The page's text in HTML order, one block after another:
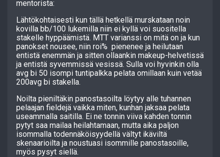
mentorista:
Lähtökohtaisesti kun tällä hetkellä murskataan noin
kovilla bb/100 lukemilla niin ei kyllä voi suositella
stakelle hyppäämistä. MTT varianssi on mitä on ja kun
panokset nousee, niin roi% pienenee ja heilutaan
entistä enemmän ja sitten ollaankin makeup-helvetissä
ja entistä syvemmissä vesissä. Sulla voi hyvinkin olla
avg bi 50 isompi tuntipalkka pelata omillaan kuin vetää
200avg bi stakella.
Noilta pieniltäkin panostasoilta löytyy alle tuhannen
pelaajan fieldejä vaikka miten, kunhan jaksaa pelata
useammalla saitilla. Ei ne tonnin viiva kahden tonnin
pytyt saa mailaa heilahtamaan, mutta aika paljon
isommalla todennäköisyydellä vältyt ikäviltä
skenaarioilta ja noustuasi isommille panostasoille,
myös pysyt siellä.